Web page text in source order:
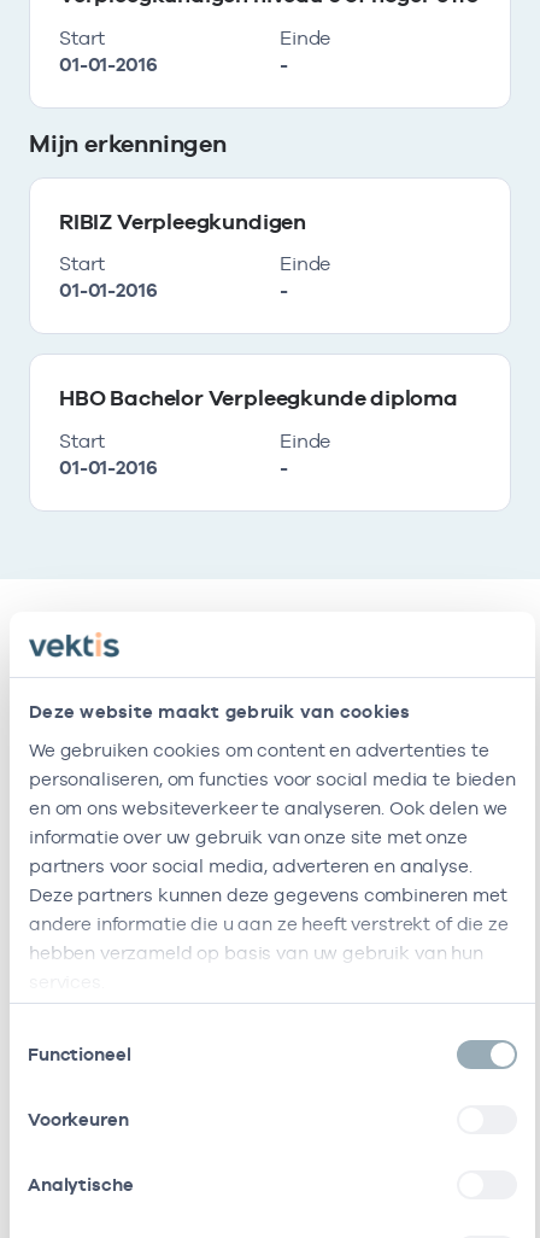
Deze website maakt gebruik van cookies
We gebruiken cookies om content en advertenties te
personaliseren, om functies voor social media te bieden
en om ons websiteverkeer te analyseren. Ook delen we
informatie over uw gebruik van onze site met onze
partners voor social media, adverteren en analyse.
Deze partners kunnen deze gegevens combineren met
andere informatie die u aan ze heeft verstrekt of die ze
hebben verzameld op basis van uw gebruik van hun
Functioneel
Voorkeuren
Analytische
Start
01-01-2016
Einde
-
Mijn erkenningen
RIBIZ Verpleegkundigen
Start
01-01-2016
Einde
-
HBO Bachelor Verpleegkunde diploma
Start
01-01-2016
Einde
-
Relaties
Ik ben werkzaam bij de volgende vestigingen
Naam Zorgaanbod AGB-code
Heymanscentrum Verpleegkundigen niveau 6 of hoger 47471004
Ik heb een arbeidsrelatie met
Ik heb een arbeidsrelatie met
Dignis